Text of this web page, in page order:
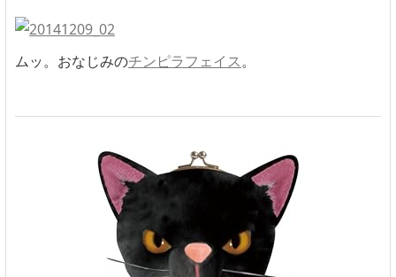
ムッ。おなじみのチンピラフェイス。